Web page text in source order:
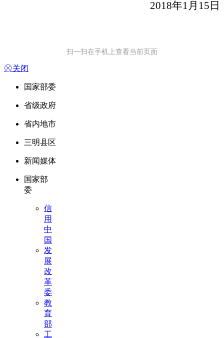
2018年1月15日
扫一扫在手机上查看当前页面
关闭
国家部委
省级政府
省内地市
三明县区
新闻媒体
国家部
委
信
用
中
国
发
展
改
革
委
教
育
部
工